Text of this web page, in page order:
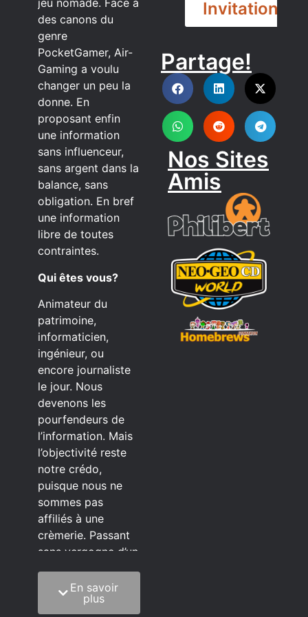
jeu nomade. Face à
des canons du
genre
PocketGamer, Air-
Gaming a voulu
changer un peu la
donne. En
proposant enfin
une information
sans influenceur,
sans argent dans la
balance, sans
obligation. En bref
une information
libre de toutes
contraintes.
Qui êtes vous?
Animateur du
patrimoine,
informaticien,
ingénieur, ou
encore journaliste
le jour. Nous
devenons les
pourfendeurs de
l’information. Mais
l’objectivité reste
notre crédo,
puisque nous ne
sommes pas
affiliés à une
crèmerie. Passant
sans vergogne d’un
C’est quoi notre
méthode?
En savoir
plus
Invitation
DISCORD
Partage!
Nos Sites
Amis